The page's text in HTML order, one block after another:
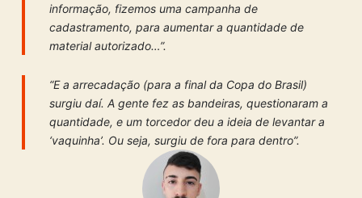
informação, fizemos uma campanha de
cadastramento, para aumentar a quantidade de
material autorizado…”.
“E a arrecadação (para a final da Copa do Brasil)
surgiu daí. A gente fez as bandeiras, questionaram a
quantidade, e um torcedor deu a ideia de levantar a
‘vaquinha’. Ou seja, surgiu de fora para dentro”.